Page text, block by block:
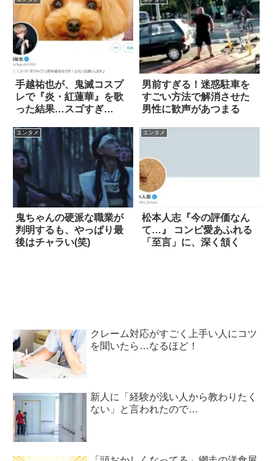
手越祐也が、鬼滅コスプ
レで『炎・紅蓮華』を歌
った結果…スゴすぎ
男前すぎる！迷惑駐車を
すごい方法で解消させた
男性に歓声があつまる
エンタメ
鬼ちゃんの硬派な職業が
判明するも、やっぱり最
後はチャラい(笑)
エンタメ
松本人志『今の評価なん
て…』 コンビ愛あふれる
「至言」に、深く頷く
クレーム対応がすごく上手い人にコツ
を聞いたら…なるほど！
新人に「経験が浅い人から教わりたく
ない」と言われたので…